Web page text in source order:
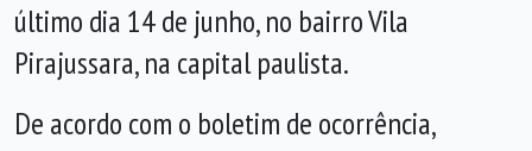
último dia 14 de junho, no bairro Vila
Pirajussara, na capital paulista.
De acordo com o boletim de ocorrência,